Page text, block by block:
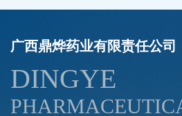
广西鼎烨药业有限责任公司
DINGYE